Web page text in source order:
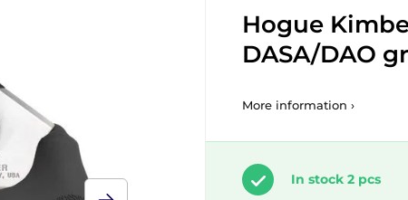
Hogue
DASA/DAO
More information ›
In stock 2 pcs